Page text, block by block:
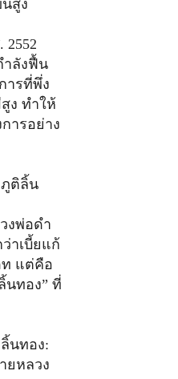
สูง
2552
ำลังฟื้น
ารที่พึ่ง
ง ทำให้
ารอย่าง
ภูติลิ้น
งพ่อดำ
าเบี้ยแก้
ท แต่คือ
นทอง” ที่
นทอง:
ยหลวง